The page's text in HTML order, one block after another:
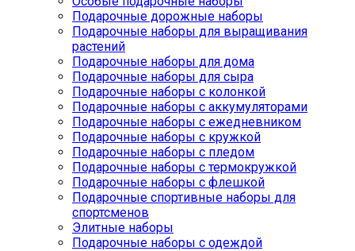
Подарочные дорожные наборы
Подарочные наборы для выращивания
растений
Подарочные наборы для дома
Подарочные наборы для сыра
Подарочные наборы с колонкой
Подарочные наборы с аккумуляторами
Подарочные наборы с ежедневником
Подарочные наборы с кружкой
Подарочные наборы с пледом
Подарочные наборы с термокружкой
Подарочные наборы с флешкой
Подарочные спортивные наборы для
спортсменов
Элитные наборы
Подарочные наборы с одеждой